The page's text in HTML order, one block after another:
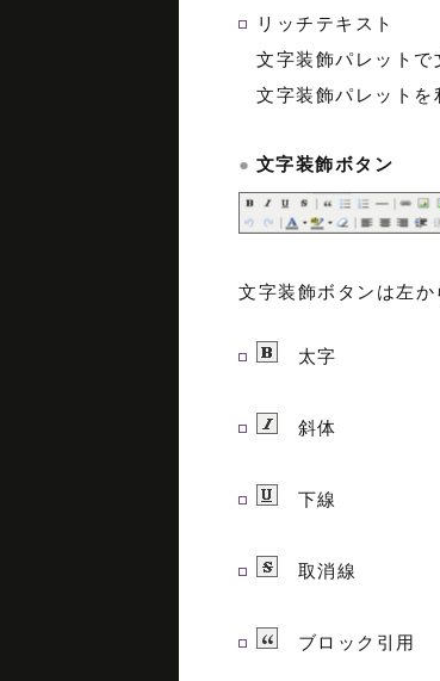
リッチテキスト
文字装飾パレットで
文字装飾パレットを
文字装飾ボタン
文字装飾ボタンは左か
太字
斜体
下線
取消線
ブロック引用